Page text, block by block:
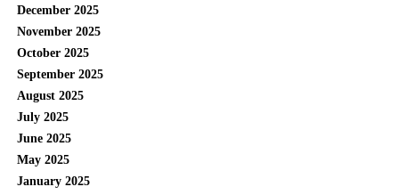
December 2025
November 2025
October 2025
September 2025
August 2025
July 2025
June 2025
May 2025
January 2025